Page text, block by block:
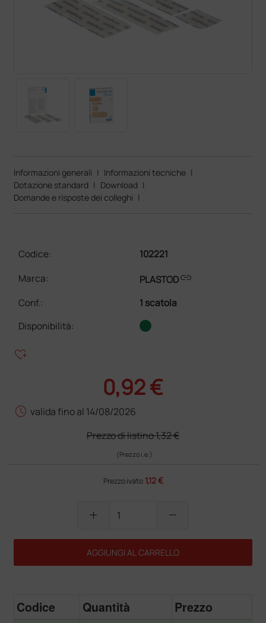
Informazioni generali | Informazioni tecniche |
Dotazione standard | Download |
Domande e risposte dei colleghi |
Codice:
102221
Marca:
PLASTODlink
Conf.:
1 scatola
Disponibilità:
heart_plus
0,92 €
schedule valida fino al 14/08/2026
Prezzo di listino1,32 €
(Prezzo i.e.)
Prezzo ivato 1,12 €
add remove
AGGIUNGI AL CARRELLO
Codice Quantità Prezzo